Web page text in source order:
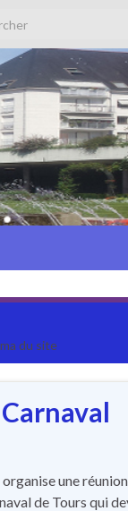
du site
une
de Tours qui